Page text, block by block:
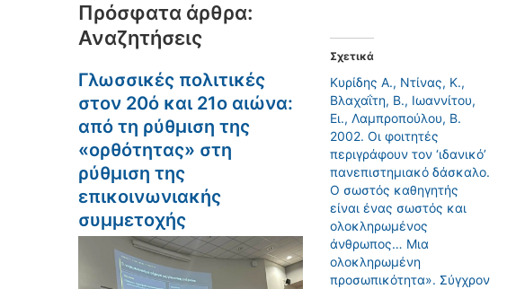
Πρόσφατα άρθρα:
Αναζητήσεις
Γλωσσικές πολιτικές
στον 20ό και 21ο αιώνα:
από τη ρύθμιση της
«ορθότητας» στη
ρύθμιση της
επικοινωνιακής
συμμετοχής
Σχετικά
Κυρίδης Α., Ντίνας, Κ.,
Βλαχαΐτη, Β., Ιωαννίτου,
Ει., Λαμπροπούλου, Β.
2002. Oι φοιτητές
περιγράφουν τον ‘ιδανικό’
πανεπιστημιακό δάσκαλο.
Ο σωστός καθηγητής
είναι ένας σωστός και
ολοκληρωμένος
άνθρωπος… Mια
ολοκληρωμένη
προσωπικότητα». Σύγχρον